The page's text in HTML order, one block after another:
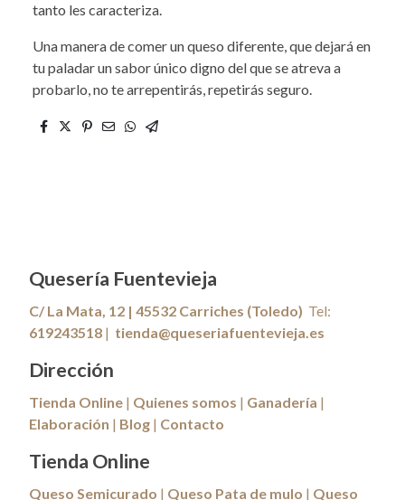
tanto les caracteriza.
Una manera de comer un queso diferente, que dejará en
tu paladar un sabor único digno del que se atreva a
probarlo, no te arrepentirás, repetirás seguro.
Quesería Fuentevieja
C/ La Mata, 12 | 45532 Carriches (Toledo) Tel:
619243518 | tienda@queseriafuentevieja.es
Dirección
Tienda Online | Quienes somos | Ganadería |
Elaboración | Blog | Contacto
Tienda Online
Queso Semicurado | Queso Pata de mulo | Queso